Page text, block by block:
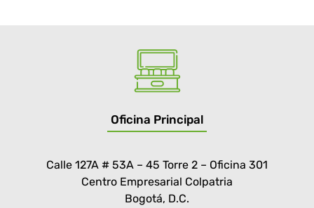
Oficina Principal
Calle 127A # 53A – 45 Torre 2 – Oficina 301
Centro Empresarial Colpatria
Bogotá, D.C.